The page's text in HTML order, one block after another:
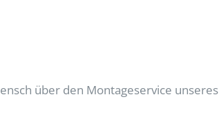
über den Montageservice unseres